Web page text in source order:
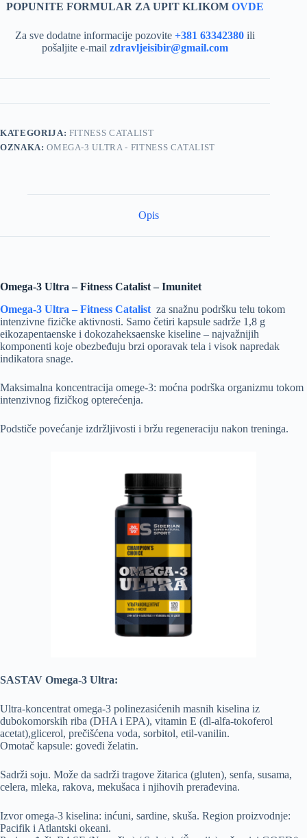
POPUNITE FORMULAR ZA UPIT KLIKOMOVDE
Za sve dodatne informacije pozovite+381 63342380 ili
pošaljite e-mailzdravljeisibir@gmail.com
KATEGORIJA: FITNESS CATALIST
OZNAKA:OMEGA-3 ULTRA - FITNESS CATALIST
Opis
Omega-3 Ultra – Fitness Catalist – Imunitet
Omega-3 Ultra – Fitness Catalist za snažnu podršku telu tokom
intenzivne fizičke aktivnosti. Samo četiri kapsule sadrže 1,8 g
eikozapentaenske i dokozaheksaenske kiseline – najvažnijih
komponenti koje obezbeđuju brzi oporavak tela i visok napredak
indikatora snage.
Maksimalna koncentracija omege-3: moćna podrška organizmu tokom
intenzivnog fizičkog opterećenja.
Podstiče povećanje izdržljivosti i bržu regeneraciju nakon treninga.
SASTAV Omega-3 Ultra:
Ultra-koncentrat omega-3 polinezasićenih masnih kiselina iz
dubokomorskih riba (DHA i EPA), vitamin E (dl-alfa-tokoferol
acetat),glicerol, prečišćena voda, sorbitol, etil-vanilin.
Omotač kapsule: goveđi želatin.
Sadrži soju. Može da sadrži tragove žitarica (gluten), senfa, susama,
celera, mleka, rakova, mekušaca i njihovih prerađevina.
Izvor omega-3 kiselina: inćuni, sardine, skuša. Region proizvodnje:
Pacifik i Atlantski okeani.